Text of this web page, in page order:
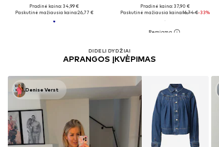
Pradinė kaina: 34,99 €
Paskutinė mažiausia kaina:26,77 €
Pradinė kaina: 37,90 €
Paskutinė mažiausia kaina:16,74 €-33%
DIDELI DYDŽIAI
APRANGOS ĮKVĖPIMAS
Denise Verst